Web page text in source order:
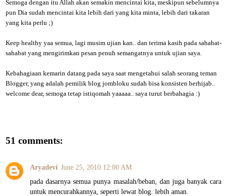
Semoga dengan itu Allah akan semakin mencintai kita, meskipun sebelumnya
pun Dia sudah mencintai kita lebih dari yang kita minta, lebih dari takaran
yang kita perlu ;)
Keep healthy yaa semua, lagi musim ujian kan.. dan terima kasih pada sahabat-
sahabat yang mengirimkan pesan penuh semangatnya untuk ujian saya.
Kebahagiaan kemarin datang pada saya saat mengetahui salah seorang teman
Blogger, yang adalah pemilik blog jombloku sudah bisa konsisten berhijab..
welcome dear, semoga tetap istiqomah yaaaaa.. saya turut berbahagia :)
51 comments:
Aryadevi June 25, 2010 12:00 AM
pada dasarnya semua punya masalah/beban, dan juga banyak cara
untuk mencurahkannya, seperti lewat blog. lebih aman.